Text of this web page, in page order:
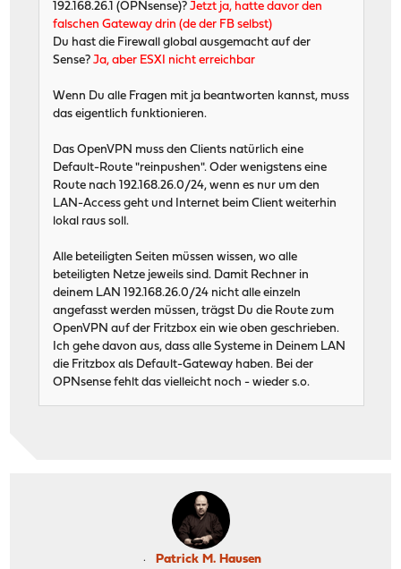
192.168.26.1 (OPNsense)?Jetzt ja, hatte davor den
falschen Gateway drin (de der FB selbst)
Du hast die Firewall global ausgemacht auf der
Sense?Ja, aber ESXI nicht erreichbar
Wenn Du alle Fragen mit ja beantworten kannst, muss
das eigentlich funktionieren.
Das OpenVPN muss den Clients natürlich eine
Default-Route "reinpushen". Oder wenigstens eine
Route nach 192.168.26.0/24, wenn es nur um den
LAN-Access geht und Internet beim Client weiterhin
lokal raus soll.
Alle beteiligten Seiten müssen wissen, wo alle
beteiligten Netze jeweils sind. Damit Rechner in
deinem LAN 192.168.26.0/24 nicht alle einzeln
angefasst werden müssen, trägst Du die Route zum
OpenVPN auf der Fritzbox ein wie oben geschrieben.
Ich gehe davon aus, dass alle Systeme in Deinem LAN
die Fritzbox als Default-Gateway haben. Bei der
OPNsense fehlt das vielleicht noch - wieder s.o.
Patrick M. Hausen